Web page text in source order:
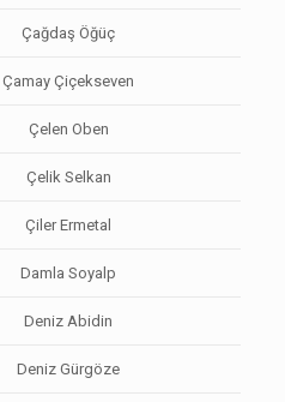
Çağdaş Öğüç
Çamay Çiçekseven
Çelen Oben
Çelik Selkan
Çiler Ermetal
Damla Soyalp
Deniz Abidin
Deniz Gürgöze